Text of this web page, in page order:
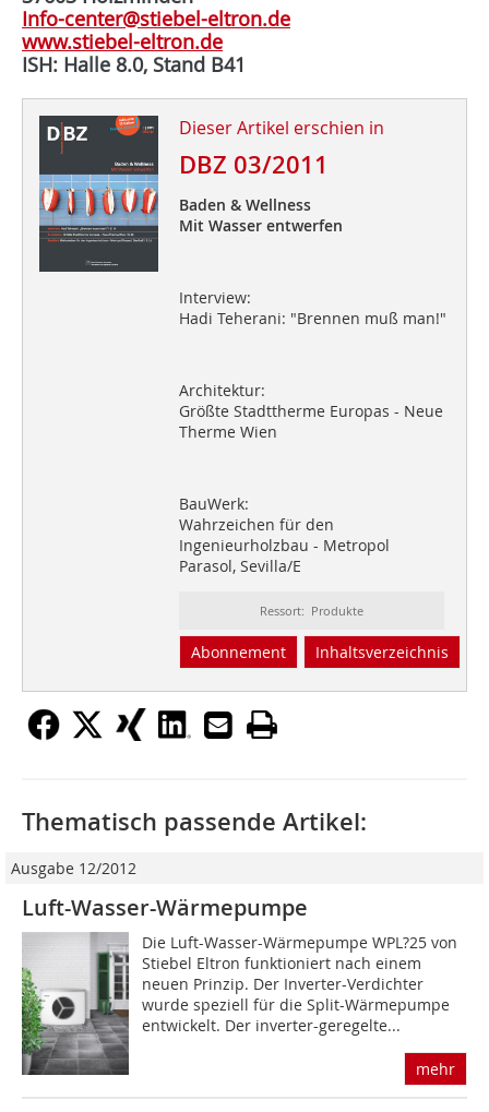
Info-center@stiebel-eltron.de
www.stiebel-eltron.de
ISH: Halle 8.0, Stand B41
Dieser Artikel erschien in
DBZ 03/2011
Baden & Wellness
Mit Wasser entwerfen
Interview:
Hadi Teherani: "Brennen muß man!"
Architektur:
Größte Stadttherme Europas - Neue
Therme Wien
BauWerk:
Wahrzeichen für den
Ingenieurholzbau - Metropol
Parasol, Sevilla/E
Ressort: Produkte
Abonnement Inhaltsverzeichnis
Thematisch passende Artikel:
Ausgabe 12/2012
Luft-Wasser-Wärmepumpe
Die Luft-Wasser-Wärmepumpe WPL?25 von
Stiebel Eltron funktioniert nach einem
neuen Prinzip. Der Inverter-Verdichter
wurde speziell für die Split-Wärmepumpe
entwickelt. Der inverter-geregelte...
mehr